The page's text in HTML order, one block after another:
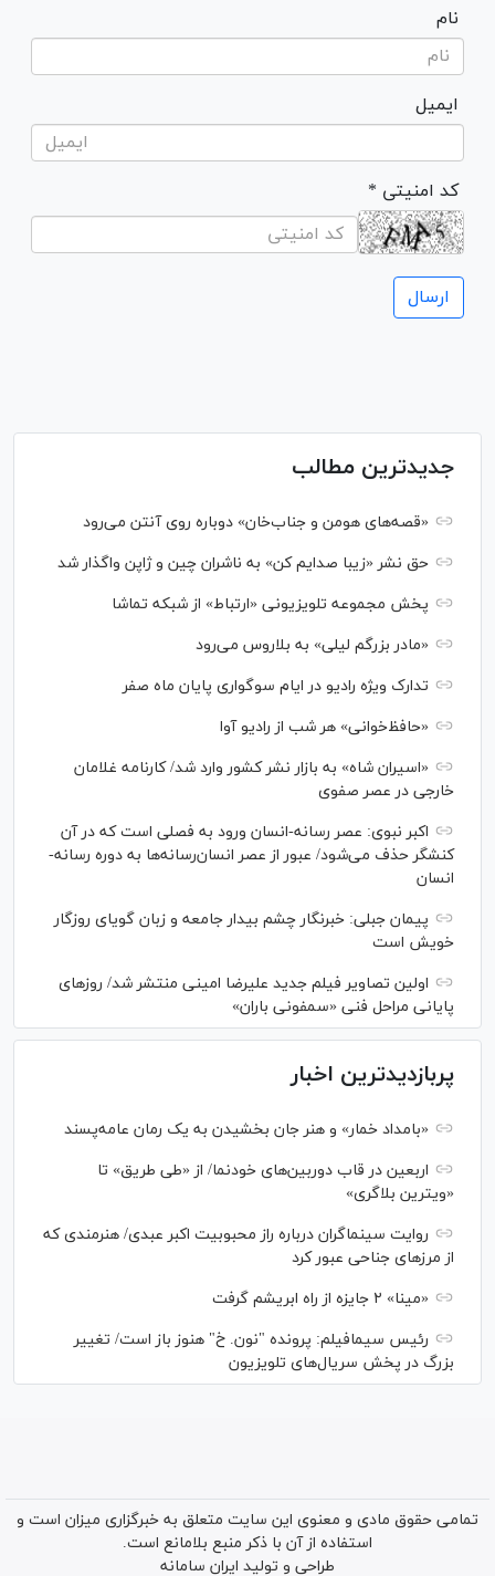
نام
ایمیل
* کد امنیتی
جدیدترین مطالب
«قصه‌های هومن و جناب‌خان» دوباره روی آنتن می‌رود
حق نشر «زیبا صدایم کن» به ناشران چین و ژاپن واگذار شد
پخش مجموعه تلویزیونی «ارتباط» از شبکه تماشا
«مادر بزرگم لیلی» به بلاروس می‌رود
تدارک ویژه رادیو در ایام سوگواری پایان ماه صفر
«حافظ‌خوانی» هر شب از رادیو آوا
«اسیران شاه» به بازار نشر کشور وارد شد/ کارنامه غلامان
خارجی در عصر صفوی
اکبر نبوی: عصر رسانه-انسان ورود به فصلی است که در آن
کنشگر حذف می‌شود/ عبور از عصر انسان‌رسانه‌ها به دوره رسانه-
انسان
پیمان جبلی: خبرنگار چشم بیدار جامعه و زبان گویای روزگار
خویش است
اولین تصاویر فیلم جدید علیرضا امینی منتشر شد/ روز‌های
پایانی مراحل فنی «سمفونی باران»
پربازدیدترین اخبار
«بامداد خمار» و هنر جان بخشیدن به یک رمان عامه‌پسند
اربعین در قاب دوربین‌های خودنما/ از «طی طریق» تا
«ویترین بلاگری»
روایت سینماگران درباره راز محبوبیت اکبر عبدی/ هنرمندی که
از مرزهای جناحی عبور کرد
«مینا» ۲ جایزه از راه ابریشم گرفت
رئیس سیمافیلم: پرونده "نون. خ" هنوز باز است/ تغییر
بزرگ در پخش سریال‌های تلویزیون
تمامی حقوق مادی و معنوی این سایت متعلق به خبرگزاری میزان است و
استفاده از آن با ذکر منبع بلامانع است.
طراحی و تولید ایران سامانه